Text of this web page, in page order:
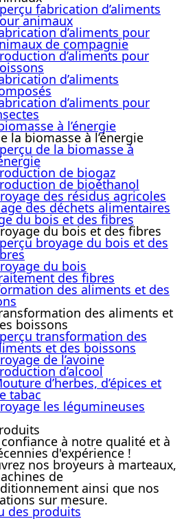
fabrication d’aliments
animaux
d’aliments pour
de compagnie
d’aliments pour
d’aliments
d’aliments pour
à l’énergie
la biomasse à l’énergie
de la biomasse à
de biogaz
de bioéthanol
des résidus agricoles
des déchets alimentaires
du bois et des fibres
du bois et des fibres
broyage du bois et des
du bois
des fibres
des aliments et des
des aliments et
boissons
transformation des
et des boissons
de l’avoine
d’alcool
d’herbes, d’épices et
tabac
les légumineuses
confiance à notre qualité et à
d'expérience !
nos broyeurs à marteaux,
de
ainsi que nos
sur mesure.
des produits